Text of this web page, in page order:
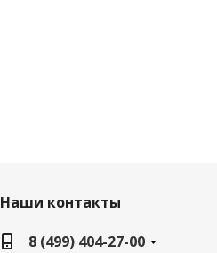
Наши контакты
8 (499) 404-27-00